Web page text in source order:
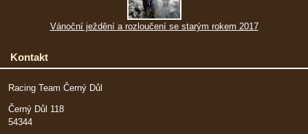
Vánoční ježdění a rozloučení se starým rokem 2017
Kontakt
Racing Team Černý Důl
Černý Důl 118
54344